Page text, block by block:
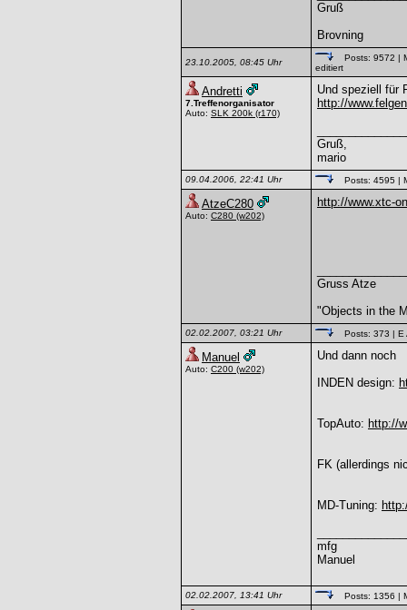
Gruß
Brovning
23.10.2005, 08:45 Uhr Posts: 9572 |
editiert
Andretti
7.Treffenorganisator
Auto: SLK 200k (r170)
Und speziell für
http://
Gruß,
mario
09.04.2006, 22:41 Uhr Posts: 4595 |
AtzeC280
Auto: C280 (w202)
http://www.xtc-
Gruss Atze
"Objects in the
02.02.2007, 03:21 Uhr Posts: 373 | E
Manuel
Auto: C200 (w202)
Und dann noch
INDEN design:
TopAuto: http://
FK (allerdings
MD-Tuning:
mfg
Manuel
02.02.2007, 13:41 Uhr Posts: 1356 |